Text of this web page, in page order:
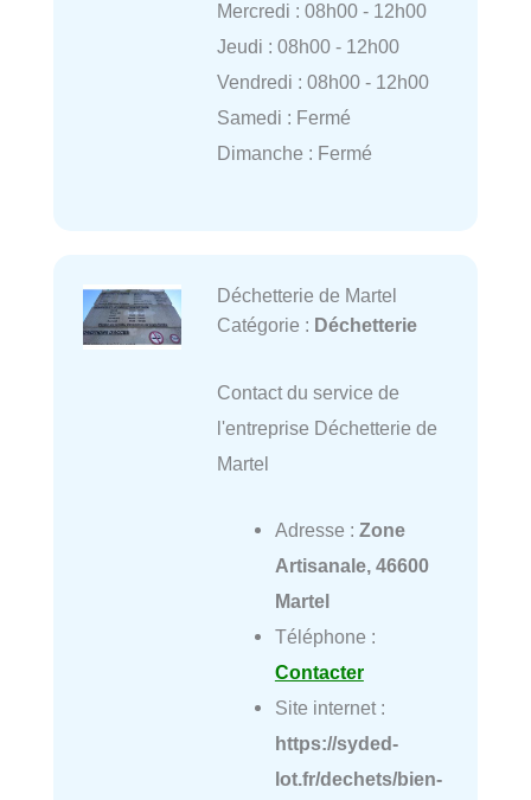
Mercredi : 08h00 - 12h00
Jeudi : 08h00 - 12h00
Vendredi : 08h00 - 12h00
Samedi : Fermé
Dimanche : Fermé
Déchetterie de Martel
Catégorie : Déchetterie
Contact du service de
l'entreprise Déchetterie de
Martel
Adresse : Zone
Artisanale, 46600
Martel
Téléphone :
Contacter
Site internet :
https://syded-
lot.fr/dechets/bien-